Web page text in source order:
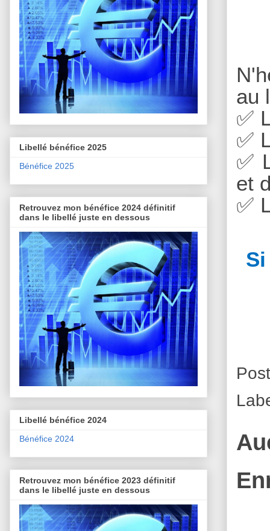
au
✅
✅
✅
et
✅
Libellé bénéfice 2025
Bénéfice 2025
Retrouvez mon bénéfice 2024 définitif
dans le libellé juste en dessous
Libellé bénéfice 2024
Bénéfice 2024
Retrouvez mon bénéfice 2023 définitif
dans le libellé juste en dessous